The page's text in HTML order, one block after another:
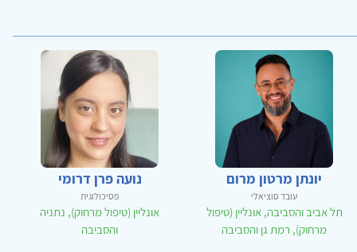
יונתן מרטון מרום
עובד סוציאלי
תל אביב והסביבה, אונליין (טיפול
מרחוק), רמת גן והסביבה
נועה פרן דרומי
פסיכולוגית
אונליין (טיפול מרחוק), נתניה
והסביבה